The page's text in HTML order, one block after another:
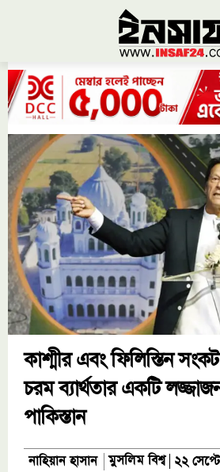
কাশ্মীর এবং ফিলিস্তিন
চরম ব্যার্থতার একটি
পাকিস্তান
নাহিয়ান হাসান মুসলিম বিশ্ব ২২